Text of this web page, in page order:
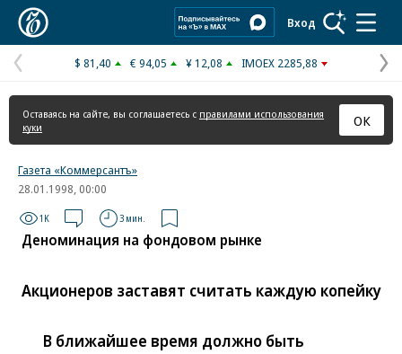
Вход
Предыдущая
страница
$ 81,40 € 94,05 ¥ 12,08 IMOEX 2285,88
Оставаясь на сайте, вы соглашаетесь с правилами использования
куки
ОК
Газета «Коммерсантъ»
28.01.1998, 00:00
1K 3 мин.
Деноминация на фондовом рынке
Акционеров заставят считать каждую копейку
В ближайшее время должно быть